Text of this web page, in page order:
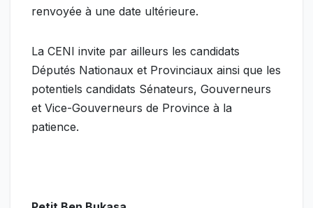
renvoyée à une date ultérieure.
La CENI invite par ailleurs les candidats
Députés Nationaux et Provinciaux ainsi que les
potentiels candidats Sénateurs, Gouverneurs
et Vice-Gouverneurs de Province à la
patience.